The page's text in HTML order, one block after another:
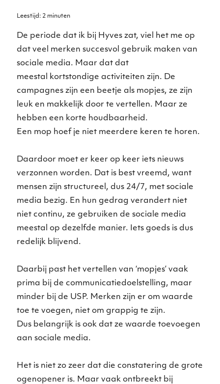
Leestijd: 2 minuten
De periode dat ik bij Hyves zat, viel het me op
dat veel merken succesvol gebruik maken van
sociale media. Maar dat dat
meestal kortstondige activiteiten zijn. De
campagnes zijn een beetje als mopjes, ze zijn
leuk en makkelijk door te vertellen. Maar ze
hebben een korte houdbaarheid.
Een mop hoef je niet meerdere keren te horen.
Daardoor moet er keer op keer iets nieuws
verzonnen worden. Dat is best vreemd, want
mensen zijn structureel, dus 24/7, met sociale
media bezig. En hun gedrag verandert niet
niet continu, ze gebruiken de sociale media
meestal op dezelfde manier. Iets goeds is dus
redelijk blijvend.
Daarbij past het vertellen van ‘mopjes’ vaak
prima bij de communicatiedoelstelling, maar
minder bij de USP. Merken zijn er om waarde
toe te voegen, niet om grappig te zijn.
Dus belangrijk is ook dat ze waarde toevoegen
aan sociale media.
Het is niet zo zeer dat die constatering de grote
ogenopener is. Maar vaak ontbreekt bij